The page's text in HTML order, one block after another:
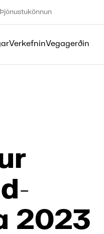
Þjónustukönnun
VerkefninVegagerðin
2023